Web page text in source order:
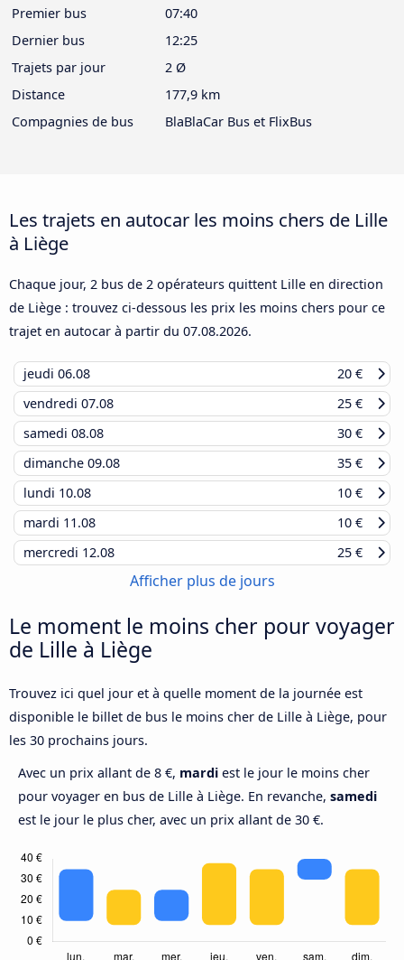
Premier bus
07:40
Dernier bus
12:25
Trajets par jour
2 Ø
Distance
177,9 km
Compagnies de bus
BlaBlaCar Bus et FlixBus
Les trajets en autocar les moins chers de Lille
à Liège
Chaque jour, 2 bus de 2 opérateurs quittent Lille en direction
de Liège : trouvez ci-dessous les prix les moins chers pour ce
trajet en autocar à partir du 07.08.2026.
jeudi 06.08
20 €
vendredi 07.08
25 €
samedi 08.08
30 €
dimanche 09.08
35 €
lundi 10.08
10 €
mardi 11.08
10 €
mercredi 12.08 25 €
Afficher plus de jours
Le moment le moins cher pour voyager
de Lille à Liège
Trouvez ici quel jour et à quelle moment de la journée est
disponible le billet de bus le moins cher de Lille à Liège, pour
les 30 prochains jours.
Avec un prix allant de 8 €, mardi est le jour le moins cher
pour voyager en bus de Lille à Liège. En revanche, samedi
est le jour le plus cher, avec un prix allant de 30 €.